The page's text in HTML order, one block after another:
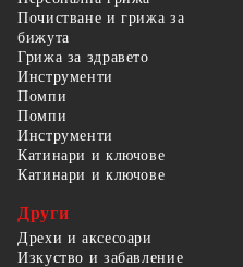
Почистване и грижа за
бижута
Грижа за здравето
Инструменти
Помпи
Помпи
Инструменти
Катинари и ключове
Катинари и ключове
Други
Дрехи и аксесоари
Изкуство и забавление